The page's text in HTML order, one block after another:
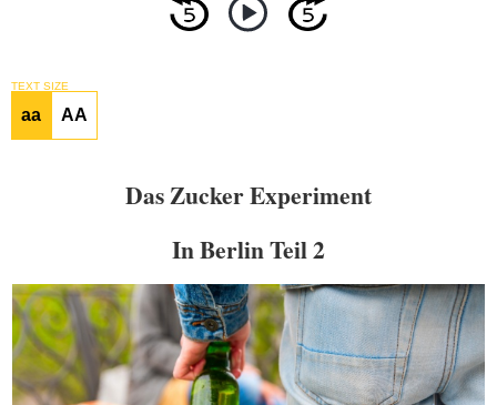
TEXT SIZE
aa AA
Das Zucker Experiment
In Berlin Teil 2